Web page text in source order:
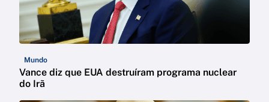
Mundo
Vance diz que EUA destruíram programa nuclear
do Irã